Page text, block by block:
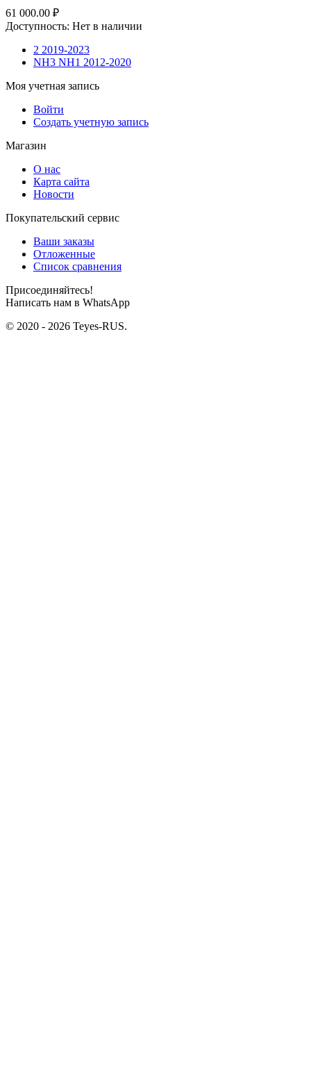
61 000.00 ₽
Доступность: Нет в наличии
2 2019-2023
NH3 NH1 2012-2020
Моя учетная запись
Войти
Создать учетную запись
Магазин
О нас
Карта сайта
Новости
Покупательский сервис
Ваши заказы
Отложенные
Список сравнения
Присоединяйтесь!
Написать нам в WhatsApp
© 2020 - 2026 Teyes-RUS.